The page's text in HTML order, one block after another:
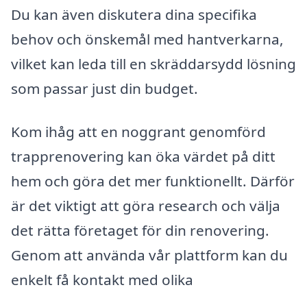
Du kan även diskutera dina specifika
behov och önskemål med hantverkarna,
vilket kan leda till en skräddarsydd lösning
som passar just din budget.
Kom ihåg att en noggrant genomförd
trapprenovering kan öka värdet på ditt
hem och göra det mer funktionellt. Därför
är det viktigt att göra research och välja
det rätta företaget för din renovering.
Genom att använda vår plattform kan du
enkelt få kontakt med olika